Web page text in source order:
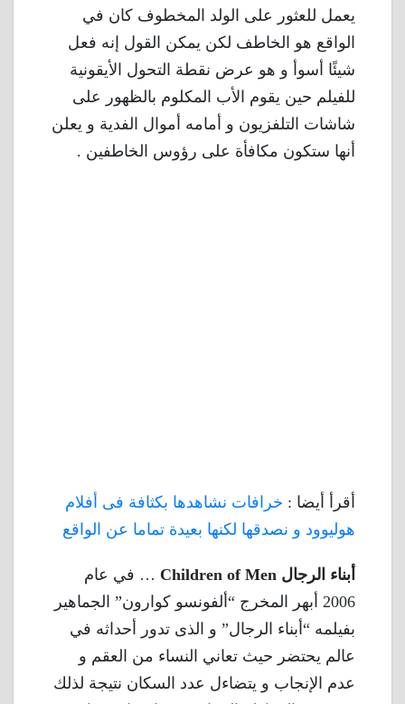
يعمل للعثور على الولد المخطوف كان في
الواقع هو الخاطف لكن يمكن القول إنه فعل
شيئًا أسوأ و هو عرض نقطة التحول الأيقونية
للفيلم حين يقوم الأب المكلوم بالظهور على
شاشات التلفزيون و أمامه أموال الفدية و يعلن
أنها ستكون مكافأة على رؤوس الخاطفين .
أقرأ أيضا : خرافات نشاهدها بكثافة فى أفلام
هوليوود و نصدقها لكنها بعيدة تماما عن الواقع
أبناء الرجال Children of Men
… في عام
2006 أبهر المخرج “ألفونسو كوارون” الجماهير
بفيلمه “أبناء الرجال” و الذى تدور أحداثه في
عالم يحتضر حيث تعاني النساء من العقم و
عدم الإنجاب و يتضاءل عدد السكان نتيجة لذلك